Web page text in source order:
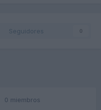
Seguidores 0
0 miembros